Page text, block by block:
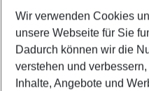
2 Erwachsene
Mehr
Wir verwenden Cookies
unsere Webseite für Sie
Dadurch können wir die
verstehen und
Inhalte, Angebote und